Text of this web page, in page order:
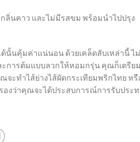
ลิ่นคาว และไม่มีรสขม พร้อมนำไปปรุง
นั้นคุ้มค่าแน่นอน ด้วยเคล็ดลับเหล่านี้ ไ
ะการต้มแบบลวกให้หอมกรุ่น คุณก็เตรีย
ะทำไส้ย่างไส้ผัดกระเทียมพริกไทย หรื
องว่าคุณจะได้ประสบการณ์การรับประ